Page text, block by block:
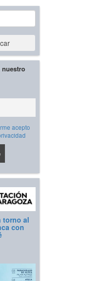
nuestro
acepto
torno al
con